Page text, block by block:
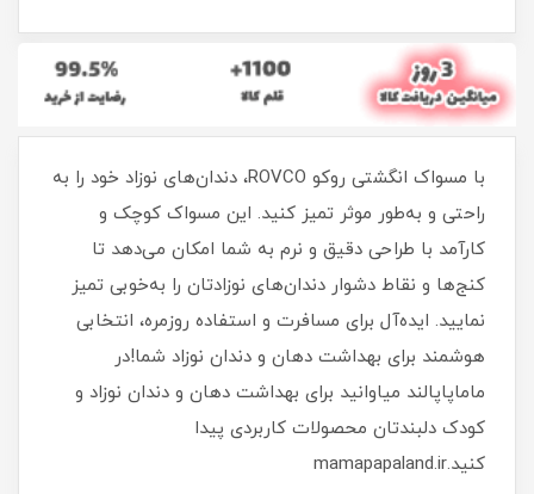
با مسواک انگشتی روکو ROVCO، دندان‌های نوزاد خود را به
راحتی و به‌طور موثر تمیز کنید. این مسواک کوچک و
کارآمد با طراحی دقیق و نرم به شما امکان می‌دهد تا
کنج‌ها و نقاط دشوار دندان‌های نوزادتان را به‌خوبی تمیز
نمایید. ایده‌آل برای مسافرت و استفاده روزمره، انتخابی
هوشمند برای بهداشت دهان و دندان نوزاد شما!در
ماماپاپالند میاوانید برای بهداشت دهان و دندان نوزاد و
کودک دلبندتان محصولات کاربردی پیدا
کنید.mamapapaland.ir